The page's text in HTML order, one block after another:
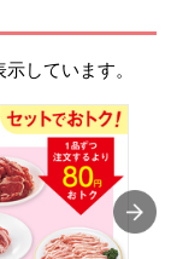
しています。